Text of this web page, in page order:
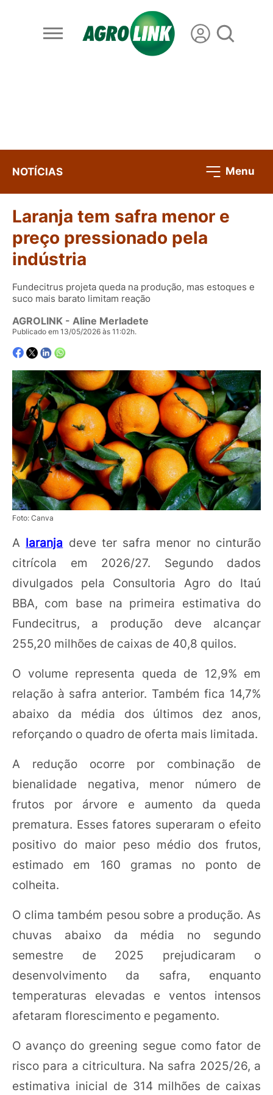
NOTÍCIAS Menu
Laranja tem safra menor e
preço pressionado pela
indústria
Fundecitrus projeta queda na produção, mas estoques e
suco mais barato limitam reação
AGROLINK - Aline Merladete
Publicado em 13/05/2026 às 11:02h.
Foto: Canva
A laranja deve ter safra menor no cinturão
citrícola em 2026/27. Segundo dados
divulgados pela Consultoria Agro do Itaú
BBA, com base na primeira estimativa do
Fundecitrus, a produção deve alcançar
255,20 milhões de caixas de 40,8 quilos.
O volume representa queda de 12,9% em
relação à safra anterior. Também fica 14,7%
abaixo da média dos últimos dez anos,
reforçando o quadro de oferta mais limitada.
A redução ocorre por combinação de
bienalidade negativa, menor número de
frutos por árvore e aumento da queda
prematura. Esses fatores superaram o efeito
positivo do maior peso médio dos frutos,
estimado em 160 gramas no ponto de
colheita.
O clima também pesou sobre a produção. As
chuvas abaixo da média no segundo
semestre de 2025 prejudicaram o
desenvolvimento da safra, enquanto
temperaturas elevadas e ventos intensos
afetaram florescimento e pegamento.
O avanço do greening segue como fator de
risco para a citricultura. Na safra 2025/26, a
estimativa inicial de 314 milhões de caixas